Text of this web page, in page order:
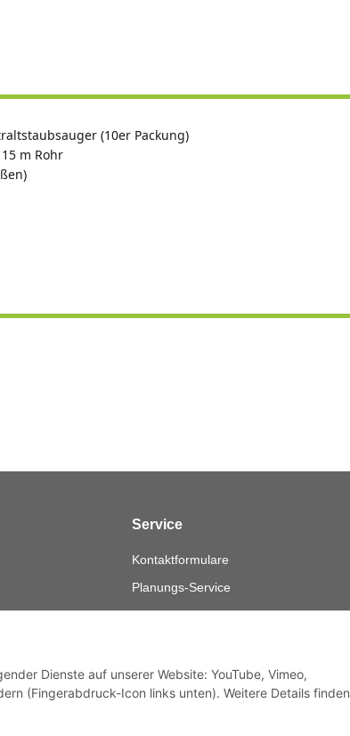
(10er Packung)
m Rohr
Service
Kontaktformulare
Planungs-Service
Montage-Service
Retouren-Service
Dienste auf unserer Website: YouTube, Vimeo,
(Fingerabdruck-Icon links unten). Weitere Details finden